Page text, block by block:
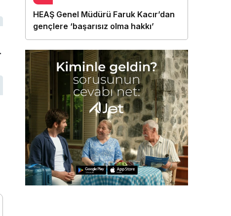
HEAŞ Genel Müdürü Faruk Kacır’dan
gençlere ‘başarısız olma hakkı’
mesajı